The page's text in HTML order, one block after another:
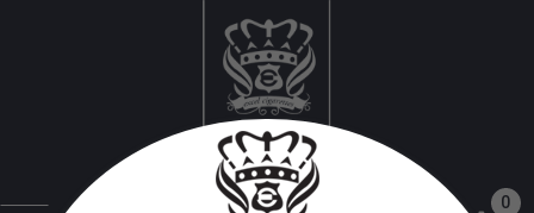
0
Υγρά αναπλήρωσης (flavorshots)
STEAMPUNK FLAVOR SPECIAL
EDITION NO1